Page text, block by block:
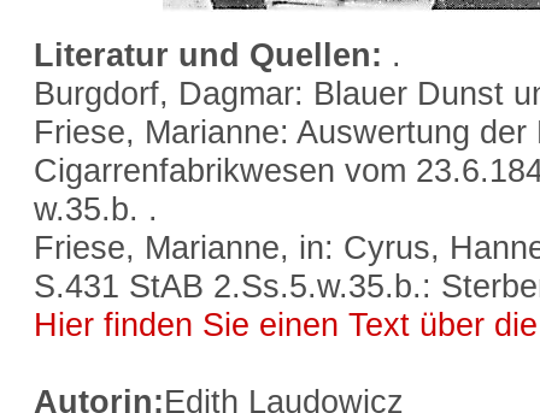
Literatur und Quellen: .
Burgdorf, Dagmar: Blauer Dunst
Friese, Marianne: Auswertung
Cigarrenfabrikwesen vom
w.35.b. .
Friese, Marianne, in: Cyrus,
S.431 StAB 2.Ss.5.w.35.b.:
Hier finden Sie einen Text über
Autorin:Edith Laudowicz